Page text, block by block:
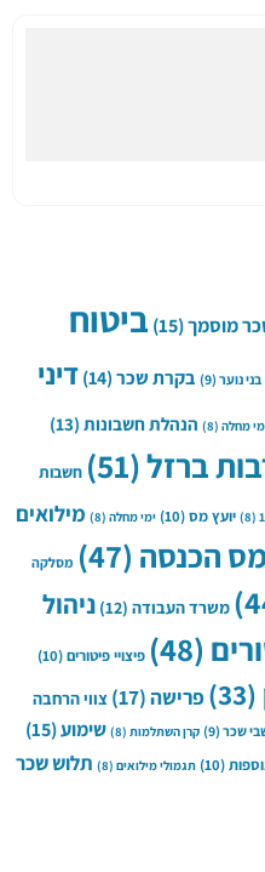
מוסמך(15)
ביטוח
נוער(9) בקרת שכר(14)
דיני
מחלה(8) הנהלת חשבונות(13)
ברזל(51)
חשבות
יועץ מס(10) ימי מחלה(8)
מילואים
הכנסה(47) מסלקה
משרד העבודה(12)
ניהול
(48) פיצויי פיטורים(10)
פרישה(17)
צווי הרחבה
שכר(9) קרן השתלמות(8) שימוע(15)
(10) תגמולי מילואים(8)
תלוש שכר